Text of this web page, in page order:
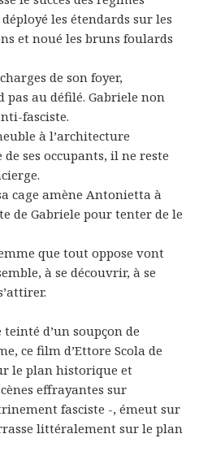
les étendards sur les
et noué les bruns foulards
de son foyer,
pas au défilé. Gabriele non
fasciste.
à l’architecture
ses occupants, il ne reste
cage amène Antonietta à
de Gabriele pour tenter de le
que tout oppose vont
à se découvrir, à se
d’un soupçon de
ce film d’Ettore Scola de
le plan historique et
effrayantes sur
fasciste -, émeut sur
littéralement sur le plan